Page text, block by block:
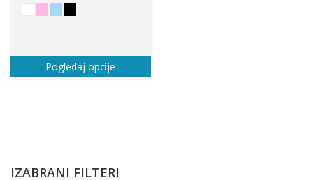
Pogledaj opcije
IZABRANI FILTERI